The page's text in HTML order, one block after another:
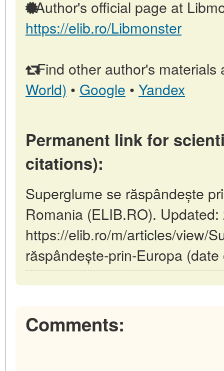
Author's official page at
https://elib.ro/Libmonster
Find other author's materials
World) • Google • Yandex
Permanent link for
citations):
Superglume se răspândește
Romania (ELIB.RO).
https://elib.ro/m/articles/view/
răspândește-prin-Europa
Comments: